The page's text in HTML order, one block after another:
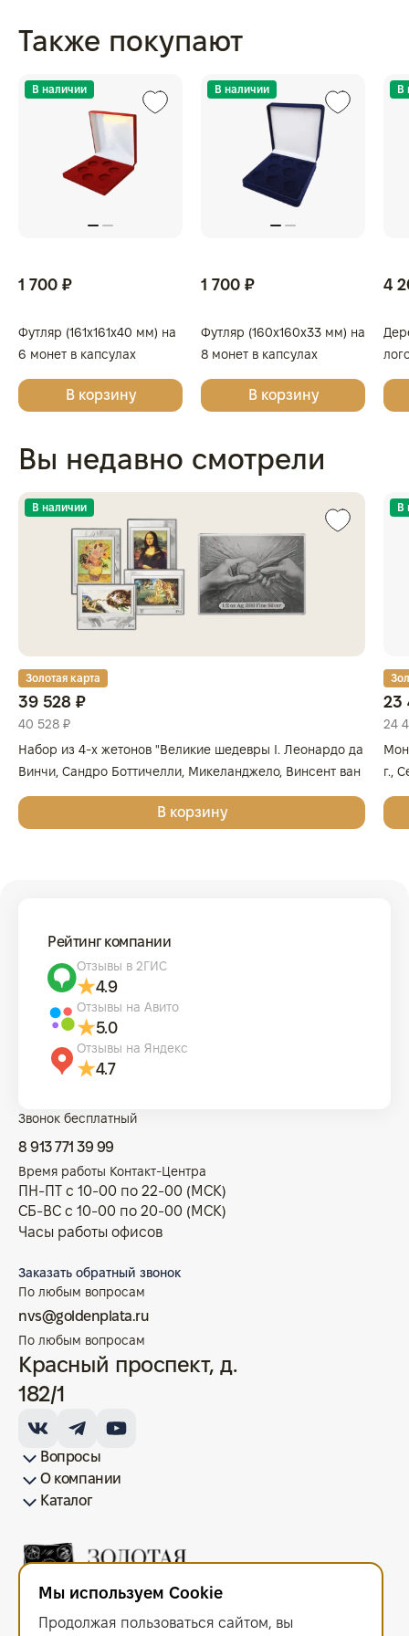
Также покупают
В наличии
1 700 ₽
Футляр (161x161x40 мм) на
6 монет в капсулах
(диаметр 46 мм), тёмно-
В корзину
В наличии
1 700 ₽
Футляр (160x160x33 мм) на
8 монет в капсулах
(диаметр 46 мм), светло-
бордовыйВ корзину
В
4
Вы недавно смотрели
В наличии
Золотая карта
39 528 ₽
40 528 ₽
Набор из 4-х жетонов "Великие шедевры I. Леонардо да
Винчи, Сандро Боттичелли, Микеланджело, Винсент ван
Гог", 2025г., Серебро, 62,2 гр., проба 999, ГЕРМАНИЯ
В корзину
В
23
24
г.,
Рейтинг компании
Отзывы в 2ГИС
4.9
Отзывы на Авито
5.0
Отзывы на Яндекс
4.7
Вопросы
Как купить/продать
Условия оплаты
Условия доставки
Гарантия на товар
Возврат монет
Карта сайта
О компании
Франшиза
История
Вопрос-ответ
Отзывы
Лицензии и документы
Контакты офисов
Новости
БлогКаталог
Звонок бесплатный
8 913 771 39 99
Время работы Контакт-Центра
ПН-ПТ с 10-00 по 22-00 (МСК)
СБ-ВС с 10-00 по 20-00 (МСК)
Часы работы офисов
Заказать обратный звонок
По любым вопросам
nvs@goldenplata.ru
По любым вопросам
Красный проспект, д.
182/1
Политика в отношении обработки персональных данных
Мы используем Cookie
Продолжая пользоваться сайтом, вы